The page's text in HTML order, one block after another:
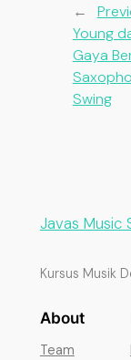
←
Young
Gaya
Swing
Javas Music
Kursus Musik
About
Team